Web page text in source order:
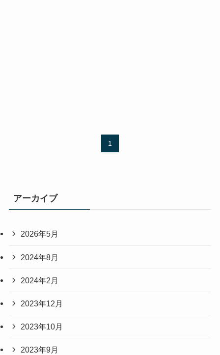
1
アーカイブ
2026年5月
2024年8月
2024年2月
2023年12月
2023年10月
2023年9月